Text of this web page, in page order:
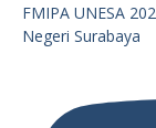
FMIPA UNESA
Negeri Surabaya